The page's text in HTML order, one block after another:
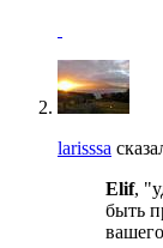
larisssa
Elif,
быть